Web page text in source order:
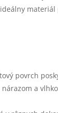
materiál
povrch
a